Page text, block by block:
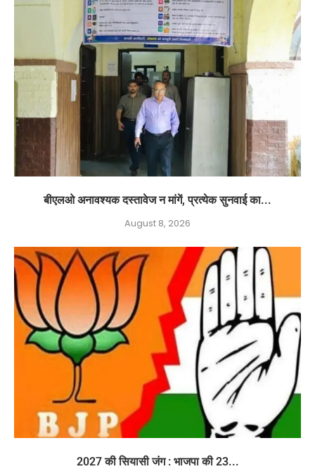
बीएलओ अनावश्यक दस्तावेज न मांगें, प्रत्येक सुनवाई का...
August 8, 2026
2027 की सियासी जंग : भाजपा की 23...